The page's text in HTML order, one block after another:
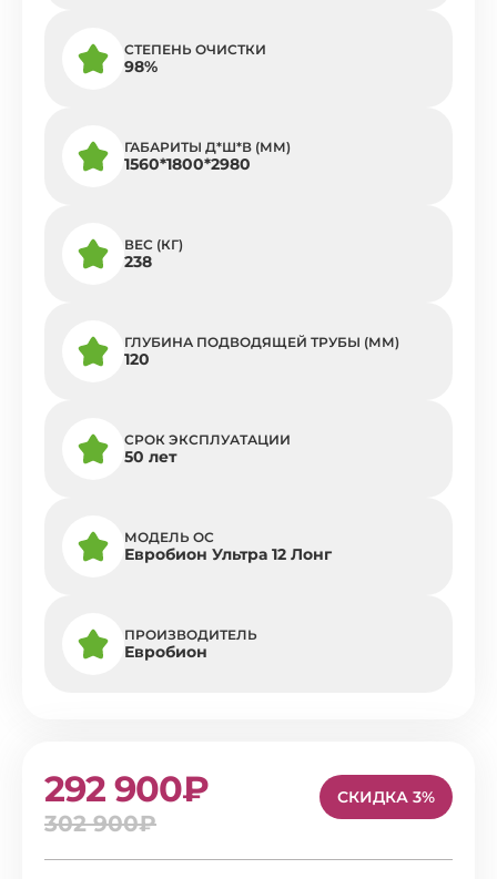
СТЕПЕНЬ ОЧИСТКИ
98%
ГАБАРИТЫ Д*Ш*В (ММ)
1560*1800*2980
ВЕС (КГ)
238
ГЛУБИНА ПОДВОДЯЩЕЙ ТРУБЫ (ММ)
120
СРОК ЭКСПЛУАТАЦИИ
50 лет
МОДЕЛЬ ОС
Евробион Ультра 12 Лонг
ПРОИЗВОДИТЕЛЬ
Евробион
292 900₽
302 900₽
СКИДКА 3%